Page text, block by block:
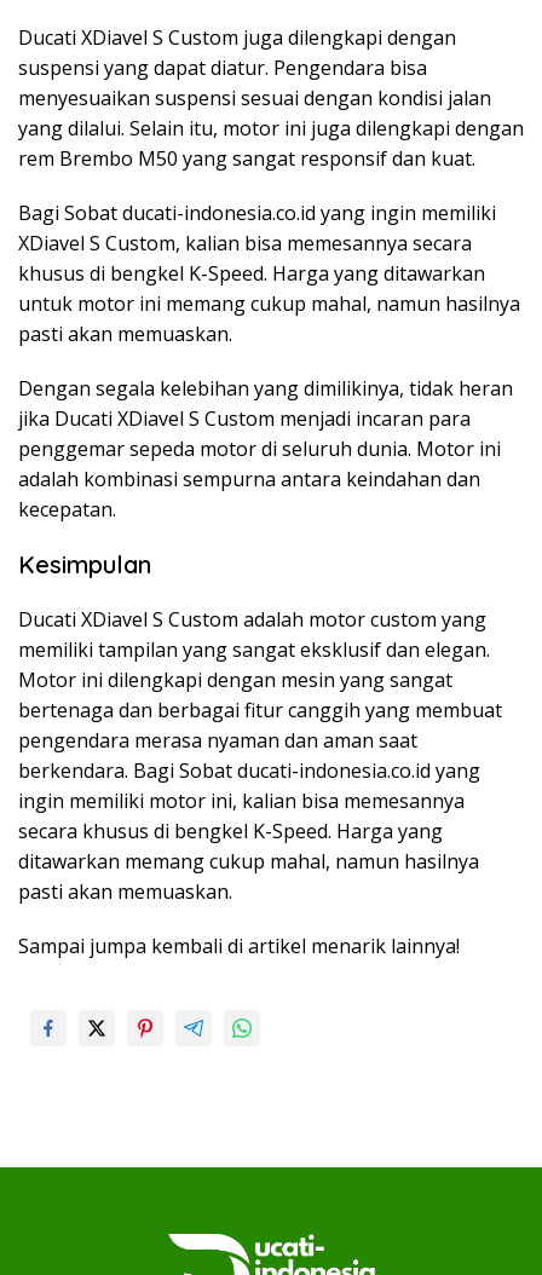
Ducati XDiavel S Custom juga dilengkapi dengan
suspensi yang dapat diatur. Pengendara bisa
menyesuaikan suspensi sesuai dengan kondisi jalan
yang dilalui. Selain itu, motor ini juga dilengkapi dengan
rem Brembo M50 yang sangat responsif dan kuat.
Bagi Sobat ducati-indonesia.co.id yang ingin memiliki
XDiavel S Custom, kalian bisa memesannya secara
khusus di bengkel K-Speed. Harga yang ditawarkan
untuk motor ini memang cukup mahal, namun hasilnya
pasti akan memuaskan.
Dengan segala kelebihan yang dimilikinya, tidak heran
jika Ducati XDiavel S Custom menjadi incaran para
penggemar sepeda motor di seluruh dunia. Motor ini
adalah kombinasi sempurna antara keindahan dan
kecepatan.
Kesimpulan
Ducati XDiavel S Custom adalah motor custom yang
memiliki tampilan yang sangat eksklusif dan elegan.
Motor ini dilengkapi dengan mesin yang sangat
bertenaga dan berbagai fitur canggih yang membuat
pengendara merasa nyaman dan aman saat
berkendara. Bagi Sobat ducati-indonesia.co.id yang
ingin memiliki motor ini, kalian bisa memesannya
secara khusus di bengkel K-Speed. Harga yang
ditawarkan memang cukup mahal, namun hasilnya
pasti akan memuaskan.
Sampai jumpa kembali di artikel menarik lainnya!